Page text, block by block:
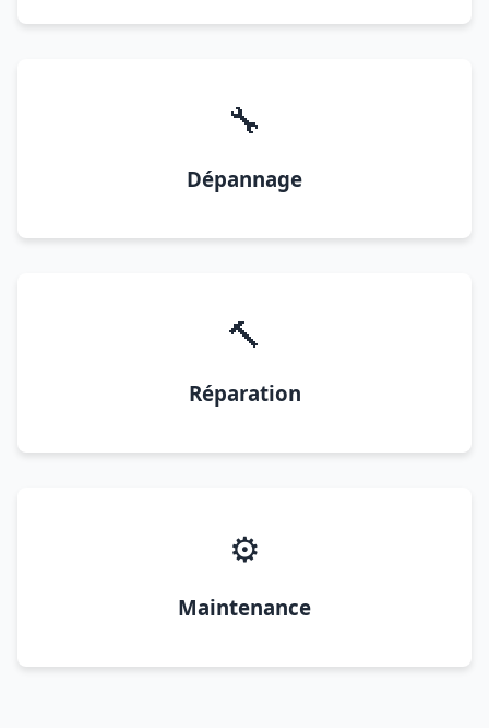
🔧
Dépannage
🔨
Réparation
⚙️
Maintenance